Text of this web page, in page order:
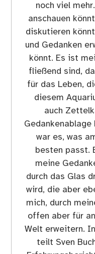
noch viel
anschauen
diskutieren
und Gedanken
könnt. Es ist
fließend sind,
für das Leben,
diesem
auch
Gedankenablage
war es, was
besten passt.
meine
durch das Glas
wird, die aber
mich, durch
offen aber für
Welt erweitern.
teilt Sven